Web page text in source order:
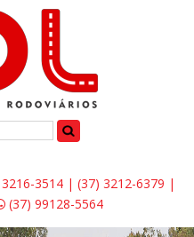
3514 | (37) 3212-6379 |
(37) 99128-5564